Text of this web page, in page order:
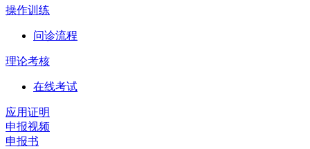
操作训练
问诊流程
理论考核
在线考试
应用证明
申报视频
申报书